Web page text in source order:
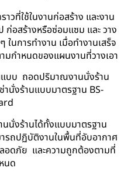
วที่ใช้ในงานก่อสร้าง และงาน
อสร้างหรือซ่อมแซม และ วาง
นการทำงาน เมื่อทำงานเสร็จ
กำหนดของแผนงานที่วางเอา
แบบ ถอดปริมาณงานนั่งร้าน
นั่งร้านแบบมาตรฐาน BS-
นนั่งร้านได้ทั้งแบบมาตรฐาน
ถปฏิบัติงานในพื้นที่อับอากาศ
อดภัย และความถูกต้องตามที่
นด